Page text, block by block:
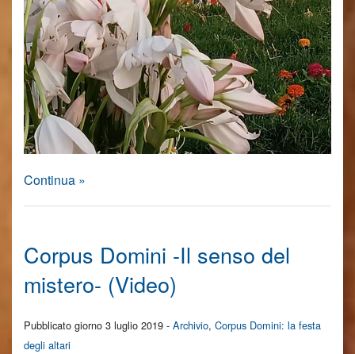
Continua »
Corpus Domini -Il senso del
mistero- (Video)
Pubblicato giorno 3 luglio 2019 - Archivio, Corpus Domini: la festa
degli altari